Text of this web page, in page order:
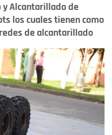
y Alcantarillado de
los cuales tienen como
de alcantarillado